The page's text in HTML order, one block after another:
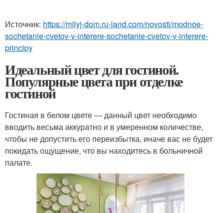
Источник: https://milyj-dom.ru-land.com/novosti/modnoe-
sochetanie-cvetov-v-interere-sochetanie-cvetov-v-interere-
principy
Идеальный цвет для гостиной.
Популярные цвета при отделке
гостиной
Гостиная в белом цвете — данный цвет необходимо
вводить весьма аккуратно и в умеренном количестве,
чтобы не допустить его переизбытка, иначе вас не будет
покидать ощущение, что вы находитесь в больничной
палате.